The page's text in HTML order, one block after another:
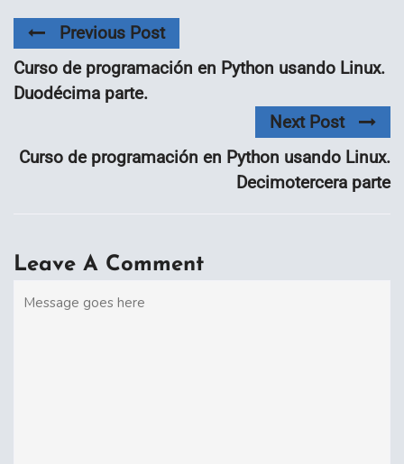
Previous Post
Curso de programación en Python usando Linux.
Duodécima parte.
Next Post
Curso de programación en Python usando Linux.
Decimotercera parte
Leave A Comment